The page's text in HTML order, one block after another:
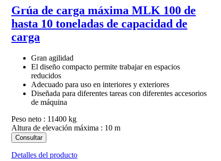
Grúa de carga máxima MLK 100 de
hasta 10 toneladas de capacidad de
carga
Gran agilidad
El diseño compacto permite trabajar en espacios
reducidos
Adecuado para uso en interiores y exteriores
Diseñada para diferentes tareas con diferentes accesorios
de máquina
Peso neto : 11400 kg
Altura de elevación máxima : 10 m
Consultar
Detalles del producto